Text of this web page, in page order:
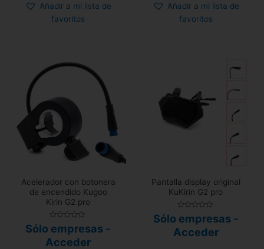
Añadir a mi lista de
favoritos
Añadir a mi lista de
favoritos
Acelerador con botonera
de encendido Kugoo
Kirin G2 pro
con
0
de
Sólo empresas -
Acceder
Pantalla display original
KuKirin G2 pro
con
0
de
Sólo empresas -
Acceder